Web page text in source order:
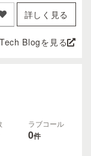
詳しく見る
Blogを見る
ラブコール
0件